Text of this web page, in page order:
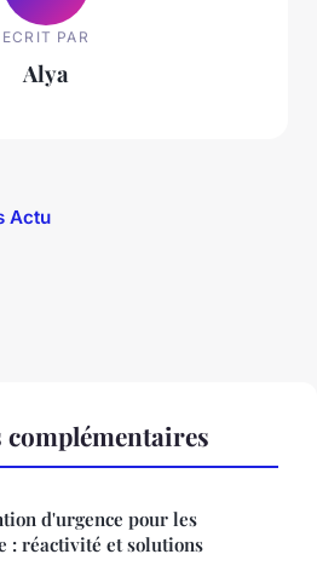
ECRIT PAR
Alya
Actu
d'urgence pour les
: réactivité et solutions